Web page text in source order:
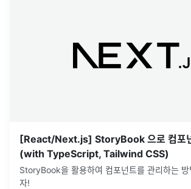
[React/Next.js] StoryBook 으로 컴포
(with TypeScript, Tailwind CSS)
StoryBook을 활용하여 컴포넌트를 관리하는 방
자!